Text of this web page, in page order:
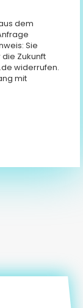
dem
Sie
Zukunft
widerrufen.
mit